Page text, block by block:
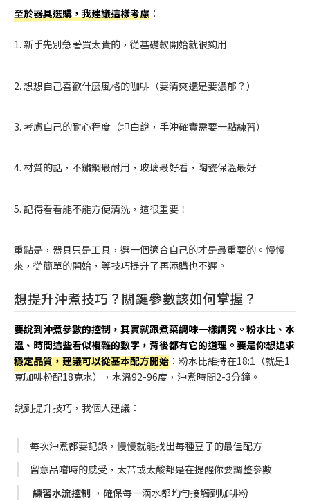
至於器具選購，我建議這樣考慮 ：
1. 新手先別急著買太貴的，從基礎款開始就很夠用
2. 想想自己喜歡什麼風格的咖啡（要清爽還是要濃郁？）
3. 考慮自己的耐心程度（坦白說，手沖確實需要一點練習）
4. 材質的話，不鏽鋼最耐用，玻璃最好看，陶瓷保溫最好
5. 記得看看能不能方便清洗，這很重要！
重點是，器具只是工具，選一個適合自己的才是最重要的。慢慢
來，從簡單的開始，等技巧提升了再添購也不遲。
想提升沖煮技巧？關鍵參數該如何掌握？
要說到沖煮參數的控制，其實就跟煮菜調味一樣講究。粉水比、水
溫、時間這些看似複雜的數字，背後都有它的道理。要是你想追求
穩定品質，建議可以從基本配方開始 ：粉水比維持在18:1（就是1
克咖啡粉配18克水），水溫92-96度，沖煮時間2-3分鐘。
說到提升技巧，我個人建議：
每次沖煮都要記錄，慢慢就能找出每種豆子的最佳配方
留意品嚐時的感受，太苦或太酸都是在提醒你要調整參數
練習水流控制 ，確保每一滴水都均勻接觸到咖啡粉